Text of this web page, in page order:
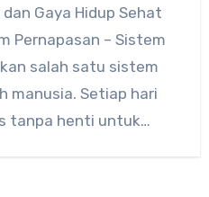
Gaya Hidup Sehat
Pernapasan – Sistem
salah satu sistem
manusia. Setiap hari
tanpa henti untuk